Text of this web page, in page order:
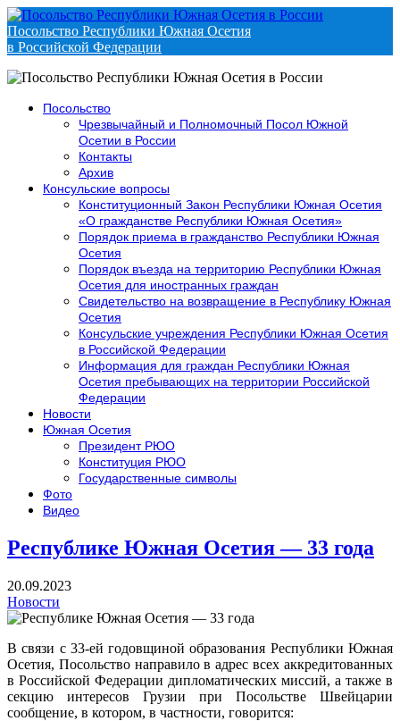
Посольство Республики Южная Осетия
в Российской Федерации
Посольство
Чрезвычайный и Полномочный Посол Южной
Осетии в России
Контакты
Архив
Консульские вопросы
Конституционный Закон Республики Южная Осетия
«О гражданстве Республики Южная Осетия»
Порядок приема в гражданство Республики Южная
Осетия
Порядок въезда на территорию Республики Южная
Осетия для иностранных граждан
Свидетельство на возвращение в Республику Южная
Осетия
Консульские учреждения Республики Южная Осетия
в Российской Федерации
Информация для граждан Республики Южная
Осетия пребывающих на территории Российской
Федерации
Новости
Южная Осетия
Президент РЮО
Конституция РЮО
Государственные символы
Фото
Видео
Республике Южная Осетия — 33 года
20.09.2023
Новости
В связи с 33-ей годовщиной образования Республики Южная
Осетия, Посольство направило в адрес всех аккредитованных
в Российской Федерации дипломатических миссий, а также в
секцию интересов Грузии при Посольстве Швейцарии
сообщение, в котором, в частности, говорится: